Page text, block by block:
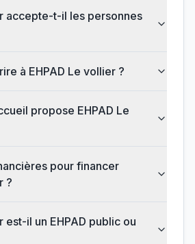
Comment s'inscrire à EHPAD Le vollier ?
propose EHPAD Le
pour financer
?